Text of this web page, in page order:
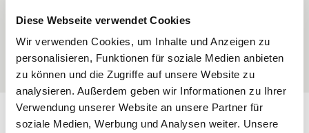
Diese Webseite verwendet Cookies
Wir verwenden Cookies, um Inhalte und Anzeigen zu
personalisieren, Funktionen für soziale Medien anbieten
zu können und die Zugriffe auf unsere Website zu
analysieren. Außerdem geben wir Informationen zu Ihrer
Verwendung unserer Website an unsere Partner für
soziale Medien, Werbung und Analysen weiter. Unsere
Abmessungen